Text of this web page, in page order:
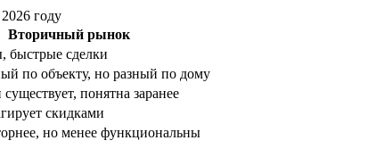
году
Вторичный рынок
быстрые сделки
по объекту, но разный по дому
понятна заранее
скидками
но менее функциональны